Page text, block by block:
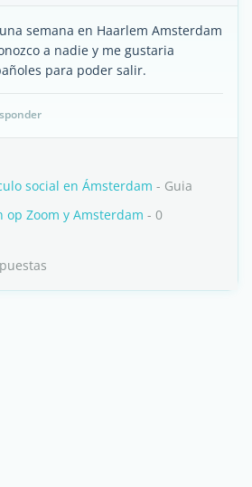
semana en Haarlem Amsterdam
a nadie y me gustaria
para poder salir.
social en Ámsterdam - Guia
op Zoom y Amsterdam - 0